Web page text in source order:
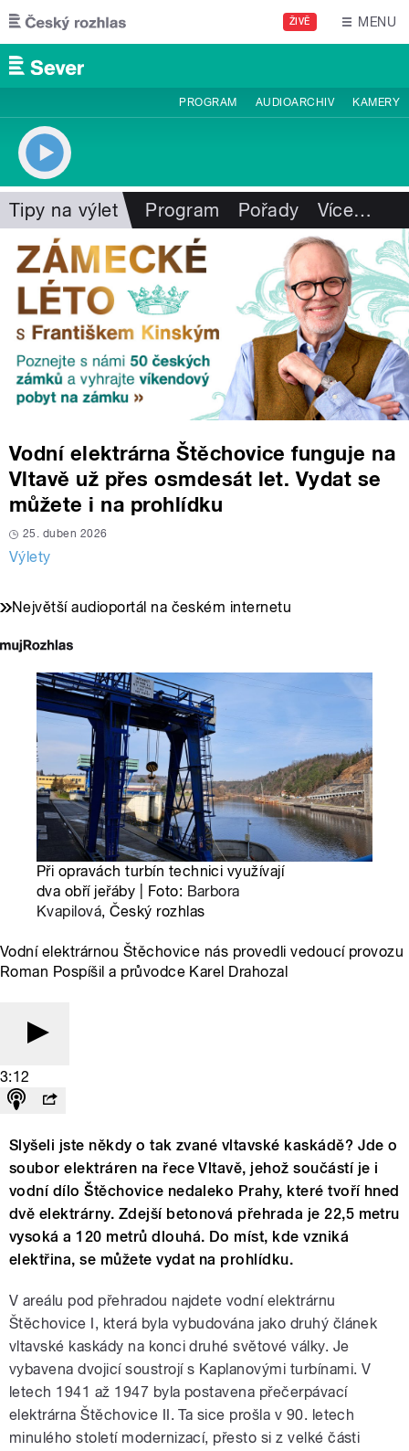
Přejít k hlavnímu obsahu
ŽIVĚ MENU
PROGRAM AUDIOARCHIV KAMERY
Tipy na výlet Program Pořady Více…
Vodní elektrárna Štěchovice funguje na
Vltavě už přes osmdesát let. Vydat se
můžete i na prohlídku
25. duben 2026
Výlety
Největší audioportál na českém internetu
Při opravách turbín technici využívají
dva obří jeřáby | Foto: Barbora
Kvapilová, Český rozhlas
Vodní elektrárnou Štěchovice nás provedli vedoucí provozu
Roman Pospíšil a průvodce Karel Drahozal
3:12
Slyšeli jste někdy o tak zvané vltavské kaskádě? Jde o
soubor elektráren na řece Vltavě, jehož součástí je i
vodní dílo Štěchovice nedaleko Prahy, které tvoří hned
dvě elektrárny. Zdejší betonová přehrada je 22,5 metru
vysoká a 120 metrů dlouhá. Do míst, kde vzniká
elektřina, se můžete vydat na prohlídku.
V areálu pod přehradou najdete vodní elektrárnu
Štěchovice I, která byla vybudována jako druhý článek
vltavské kaskády na konci druhé světové války. Je
vybavena dvojicí soustrojí s Kaplanovými turbínami. V
letech 1941 až 1947 byla postavena přečerpávací
elektrárna Štěchovice II. Ta sice prošla v 90. letech
minulého století modernizací, přesto si z velké části